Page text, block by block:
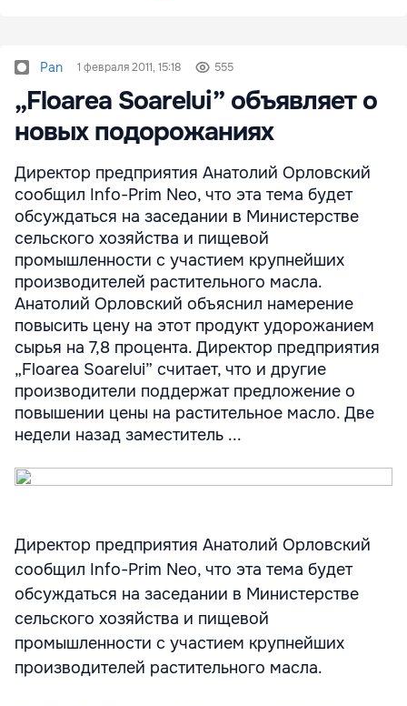
Pan 1 февраля 2011, 15:18 555
„Floarea Soarelui” объявляет о
новых подорожаниях
Директор предприятия Анатолий Орловский
сообщил Info-Prim Neo, что эта тема будет
обсуждаться на заседании в Министерстве
сельского хозяйства и пищевой
промышленности с участием крупнейших
производителей растительного масла.
Анатолий Орловский объяснил намерение
повысить цену на этот продукт удорожанием
сырья на 7,8 процента. Директор предприятия
„Floarea Soarelui” считает, что и другие
производители поддержат предложение о
повышении цены на растительное масло. Две
недели назад заместитель ...
Директор предприятия Анатолий Орловский
сообщил Info-Prim Neo, что эта тема будет
обсуждаться на заседании в Министерстве
сельского хозяйства и пищевой
промышленности с участием крупнейших
производителей растительного масла.